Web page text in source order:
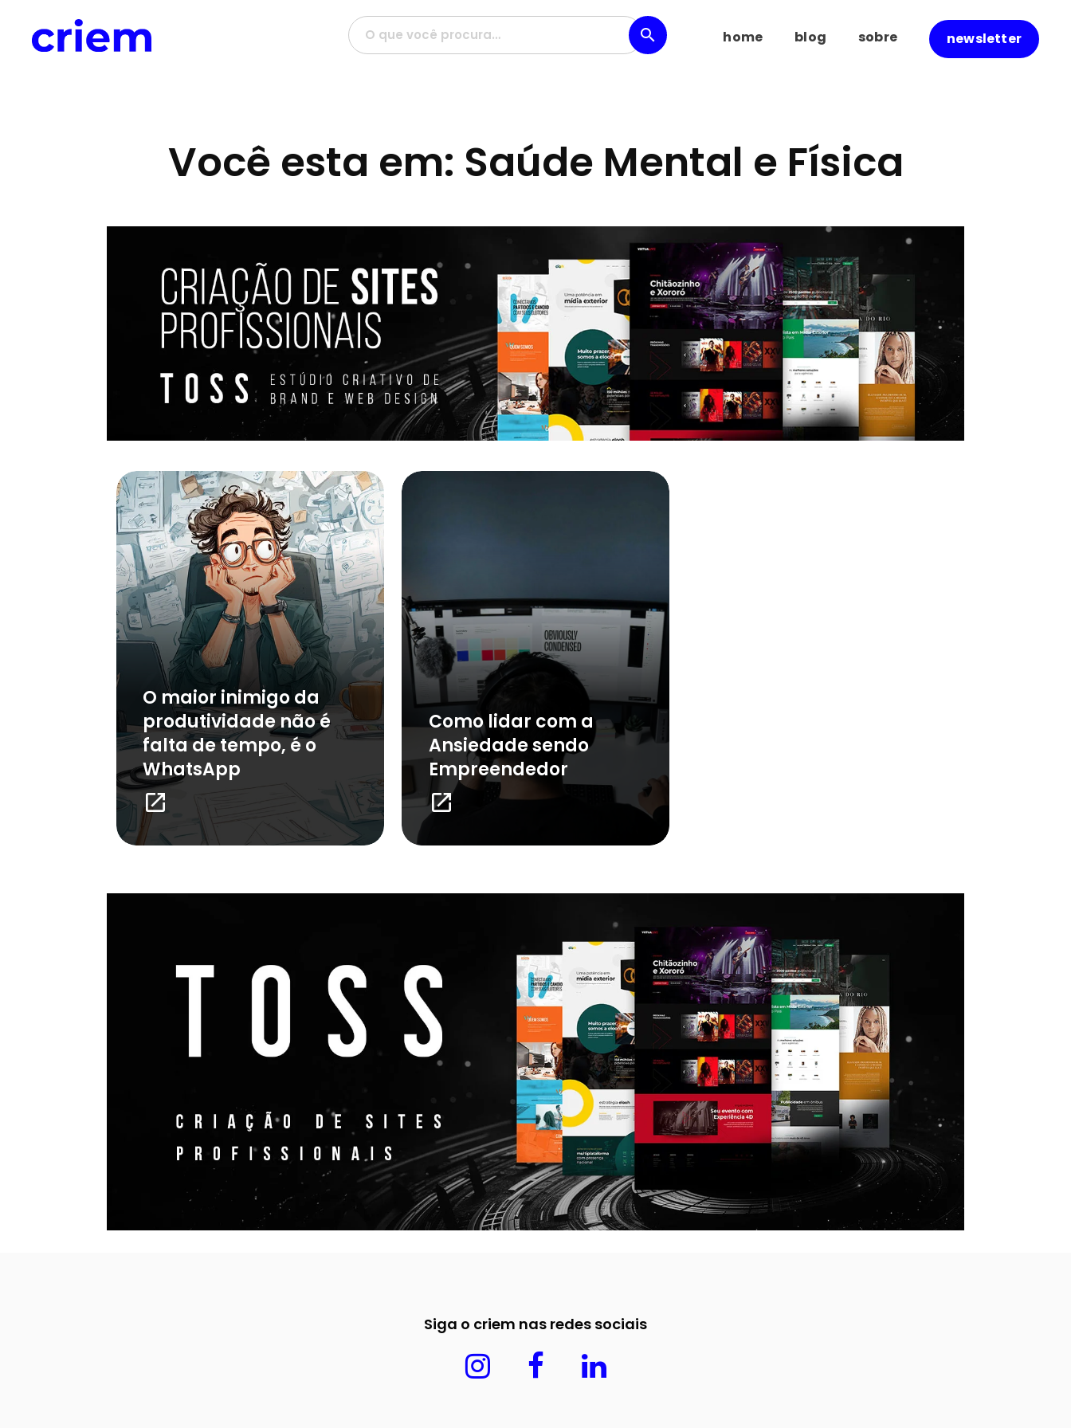
newsletter
home blog sobre
search
Você esta em: Saúde Mental e Física
O maior inimigo da
produtividade não é
falta de tempo, é o
WhatsApp
launch
Como lidar com a
Ansiedade sendo
Empreendedor
launch
Siga o criem nas redes sociais